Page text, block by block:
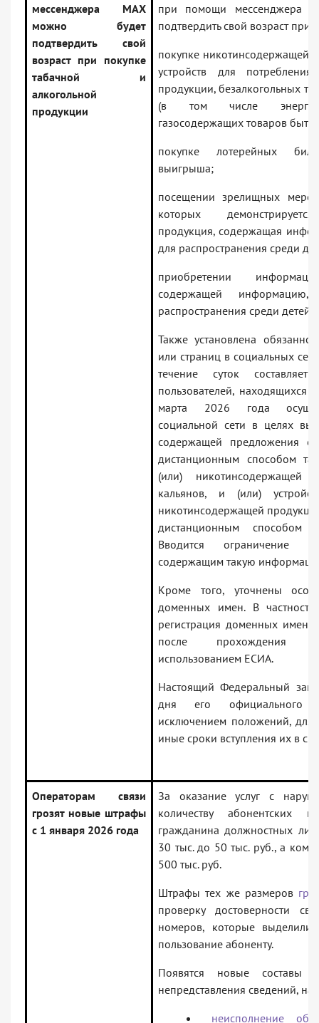
мессенджера MAX
можно будет
подтвердить свой
возраст при покупке
табачной и
алкогольной
продукции
при помощи мессенджера
подтвердить свой возраст при:
покупке никотинсодержащей
устройств для
продукции, безалкогольных
(в том числе
газосодержащих товаров
покупке лотерейных
выигрыша;
посещении зрелищных
которых
продукция, содержащая
для распространения среди
приобретении
содержащей
распространения среди детей.
Также установлена
или страниц в социальных
течение суток
пользователей, находящихся
марта 2026 года
социальной сети в целях
содержащей предложения
дистанционным способом
(или) никотинсодержащей
кальянов, и (или)
никотинсодержащей
дистанционным способом
Вводится ограничение
содержащим такую
Кроме того, уточнены
доменных имен. В
регистрация доменных имен
после прохождения
использованием ЕСИА.
Настоящий Федеральный
дня его официального
исключением положений, для
иные сроки вступления их в
Операторам связи
грозят новые штрафы
с 1 января 2026 года
За оказание услуг с
количеству абонентских
гражданина должностных
30 тыс. до 50 тыс. руб., а
500 тыс. руб.
Штрафы тех же размеров
проверку достоверности
номеров, которые выделили
пользование абоненту.
Появятся новые составы
непредставления сведений,
неисполнение